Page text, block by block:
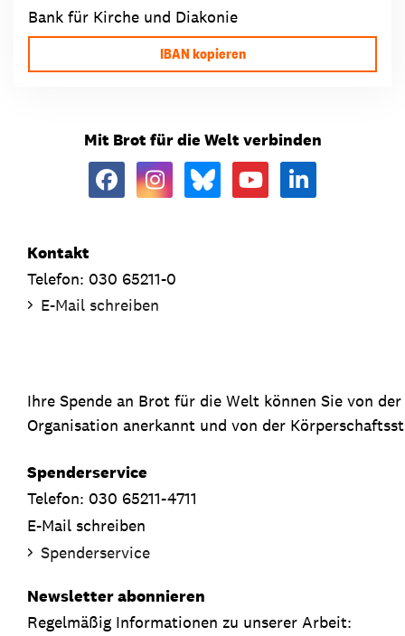
Bank für Kirche und Diakonie
IBAN kopieren
Mit Brot für die Welt verbinden
Kontakt
Telefon: 030 65211-0
E-Mail schreiben
Ihre Spende an Brot für die Welt können Sie von
Organisation anerkannt und von der
Spenderservice
Telefon: 030 65211-4711
E-Mail schreiben
Spenderservice
Newsletter abonnieren
Regelmäßig Informationen zu unserer Arbeit: